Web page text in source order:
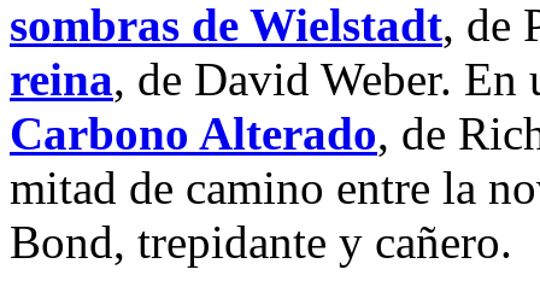
sombras de Wielstadt, de
reina, de David Weber. En
Carbono Alterado, de
mitad de camino entre la
Bond, trepidante y cañero.